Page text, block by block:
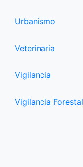
Urbanismo
Veterinaria
Vigilancia
Vigilancia Forestal